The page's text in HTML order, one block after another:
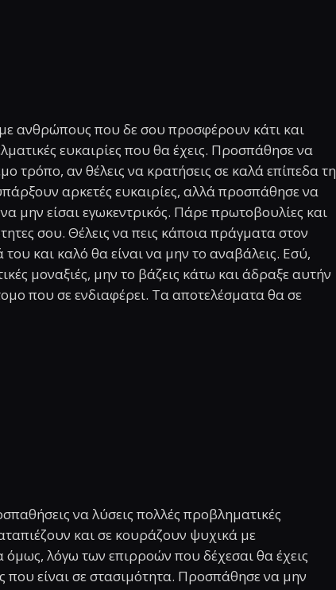
ανθρώπους που δε σου προσφέρουν κάτι και
ευκαιρίες που θα έχεις. Προσπάθησε να
τρόπο, αν θέλεις να κρατήσεις σε καλά επίπεδα τη
αρκετές ευκαιρίες, αλλά προσπάθησε να
μην είσαι εγωκεντρικός. Πάρε πρωτοβουλίες και
σου. Θέλεις να πεις κάποια πράγματα στον
και καλό θα είναι να μην το αναβάλεις. Εσύ,
μοναξιές, μην το βάζεις κάτω και άδραξε αυτήν
που σε ενδιαφέρει. Τα αποτελέσματα θα σε
να λύσεις πολλές προβληματικές
και σε κουράζουν ψυχικά με
λόγω των επιρροών που δέχεσαι θα έχεις
που είναι σε στασιμότητα. Προσπάθησε να μην